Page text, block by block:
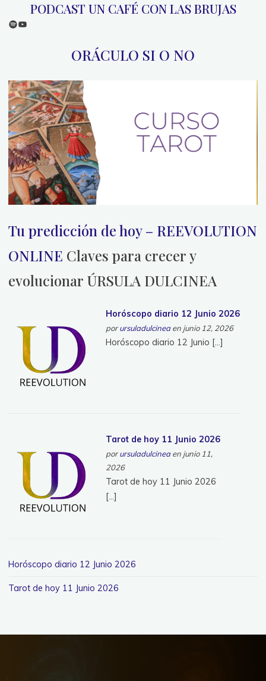
PODCAST UN CAFÉ CON LAS BRUJAS
Spotify
YouTube
ORÁCULO SI O NO
Tu predicción de hoy – REEVOLUTION
ONLINE Claves para crecer y
evolucionar ÚRSULA DULCINEA
Horóscopo diario 12 Junio 2026
porursuladulcineaen junio 12, 2026
Horóscopo diario 12 Junio […]
Tarot de hoy 11 Junio 2026
porursuladulcineaen junio 11,
2026
Tarot de hoy 11 Junio 2026
[…]
Horóscopo diario 12 Junio 2026
Tarot de hoy 11 Junio 2026